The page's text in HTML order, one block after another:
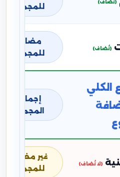
(تُضاف)
للمجموع
(تُضاف)
مضافة
للمجموع
الكلي
إجمالي
المجموع
(لا تُضاف)
غير مضافة
للمجموع